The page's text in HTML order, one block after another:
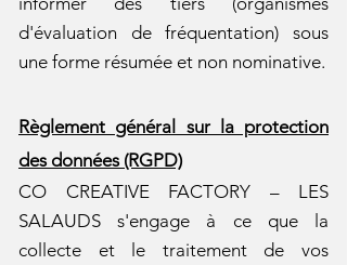
d'évaluation de fréquentation) sous
une forme résumée et non nominative.
Règlement général sur la protection
des données (RGPD)
CO CREATIVE FACTORY – LES
SALAUDS s'engage à ce que la
collecte et le traitement de vos